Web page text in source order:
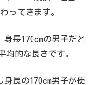
ってきます。
長170cmの男子だと
均的な長さです。
身長の170cm男子が使